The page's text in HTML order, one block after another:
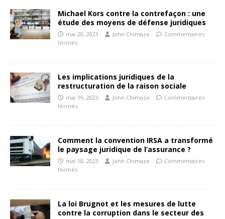
Michael Kors contre la contrefaçon : une
étude des moyens de défense juridiques
mai 20, 2023 John Chimaze
Commentaires
fermés
Les implications juridiques de la
restructuration de la raison sociale
mai 19, 2023 John Chimaze
Commentaires
fermés
Comment la convention IRSA a transformé
le paysage juridique de l’assurance ?
mai 18, 2023 John Chimaze
Commentaires
fermés
La loi Brugnot et les mesures de lutte
contre la corruption dans le secteur des